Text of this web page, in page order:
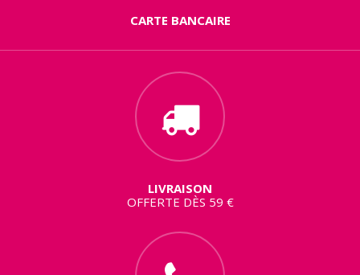
CARTE BANCAIRE
LIVRAISON
OFFERTE DÈS 59 €